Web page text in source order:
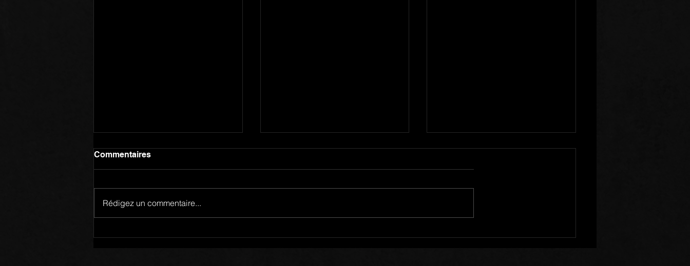
Commentaires
Rédigez un commentaire...